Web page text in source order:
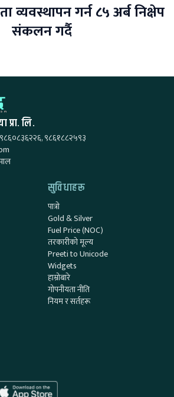
व्यवस्थापन गर्न ८५ अर्ब निक्षेप
संकलन गर्दै
प्रा. लि.
९८६१८८२५९३
सुविधाहरू
पात्रो
Gold & Silver
Fuel Price (NOC)
तरकारीको मूल्य
Preeti to Unicode
Widgets
हाम्रोबारे
गोपनीयता नीति
नियम र सर्तहरू